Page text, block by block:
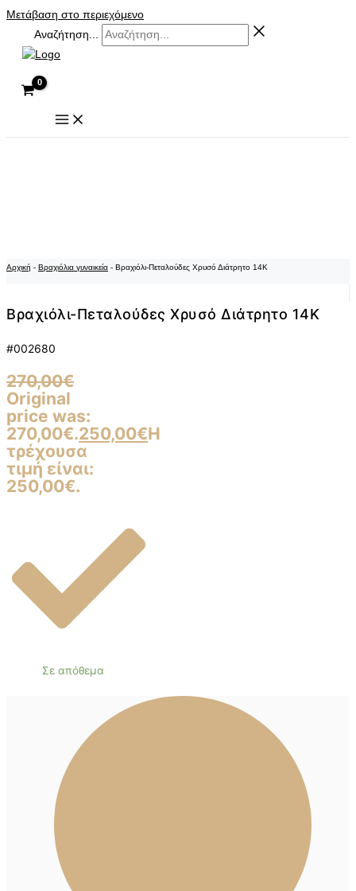
Μετάβαση στο περιεχόμενο
Αναζήτηση...
Αρχική - Βραχιόλια γυναικεία - Βραχιόλι-Πεταλούδες Χρυσό Διάτρητο 14K
Βραχιόλι-Πεταλούδες Χρυσό Διάτρητο 14K
#002680
270,00€
Original
price was:
270,00€.250,00€Η
τρέχουσα
τιμή είναι:
250,00€.
Σε απόθεμα